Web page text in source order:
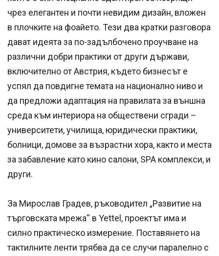
чрез елегантен и почти невидим дизайн, вложен
в плочките на фоайето. Тези два кратки разговора
дават идеята за по-задълбочено проучване на
различни добри практики от други държави,
включително от Австрия, където бизнесът е
успял да повдигне темата на национално ниво и
да предложи адаптация на правилата за външна
среда към интериора на обществени сгради –
университети, училища, юридически практики,
болници, домове за възрастни хора, както и места
за забавление като кино салони, SPA комплекси, и
други.
За Мирослав Градев, ръководител „Развитие на
търговската мрежа“ в Yettel, проектът има и
силно практическо измерение. Поставянето на
тактилните ленти трябва да се случи паралелно с